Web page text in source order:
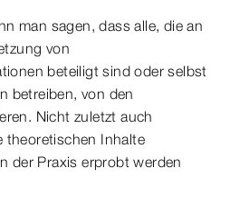
man sagen, dass alle, die an
von
beteiligt sind oder selbst
betreiben, von den
Nicht zuletzt auch
theoretischen Inhalte
der Praxis erprobt werden